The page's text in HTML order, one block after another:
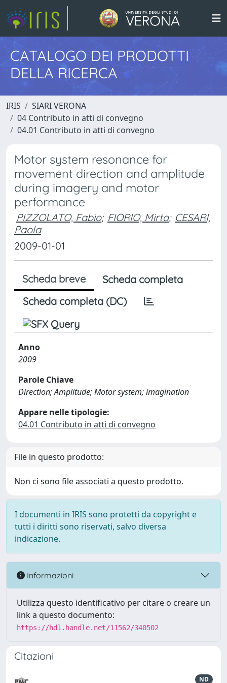
CATALOGO DEI PRODOTTI
DELLA RICERCA
IRIS
SIARI VERONA
04 Contributo in atti di convegno
04.01 Contributo in atti di convegno
Motor system resonance for
movement direction and amplitude
during imagery and motor
performance
PIZZOLATO, Fabio; FIORIO, Mirta; CESARI,
Paola
2009-01-01
Scheda breve
Scheda completa
Scheda completa (DC)
Anno
2009
Parole Chiave
Direction; Amplitude; Motor system; imagination
Appare nelle tipologie:
04.01 Contributo in atti di convegno
File in questo prodotto:
Non ci sono file associati a questo prodotto.
I documenti in IRIS sono protetti da copyright e
tutti i diritti sono riservati, salvo diversa
indicazione.
Informazioni
Utilizza questo identificativo per citare o creare un
link a questo documento:
https://hdl.handle.net/11562/340502
Citazioni
ND